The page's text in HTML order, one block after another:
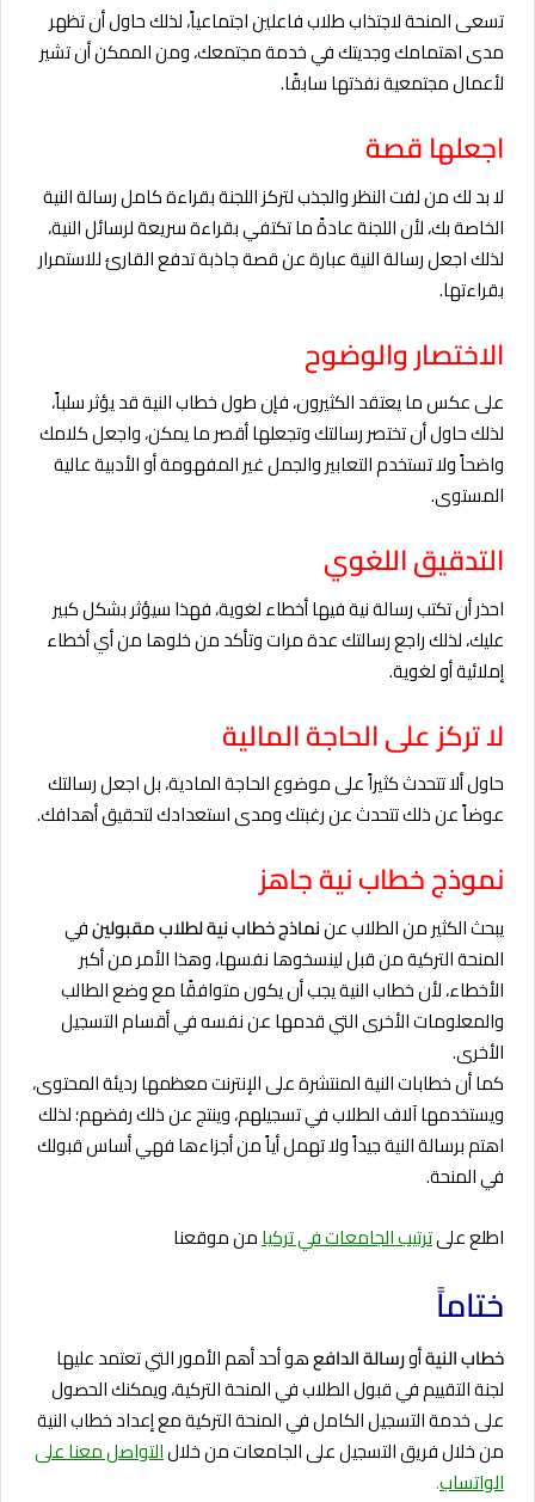
تسعى المنحة لاجتذاب طلاب فاعلين اجتماعياً، لذلك حاول أن تظهر
مدى اهتمامك وجديتك في خدمة مجتمعك، ومن الممكن أن تشير
لأعمال مجتمعية نفذتها سابقًا.
اجعلها قصة
لا بد لك من لفت النظر والجذب لتركز اللجنة بقراءة كامل رسالة النية
الخاصة بك، لأن اللجنة عادةً ما تكتفي بقراءة سريعة لرسائل النية،
لذلك اجعل رسالة النية عبارة عن قصة جاذبة تدفع القارئ للاستمرار
بقراءتها.
الاختصار والوضوح
على عكس ما يعتقد الكثيرون، فإن طول خطاب النية قد يؤثر سلباً،
لذلك حاول أن تختصر رسالتك وتجعلها أقصر ما يمكن، واجعل كلامك
واضحاً ولا تستخدم التعابير والجمل غير المفهومة أو الأدبية عالية
المستوى.
التدقيق اللغوي
احذر أن تكتب رسالة نية فيها أخطاء لغوية، فهذا سيؤثر بشكل كبير
عليك، لذلك راجع رسالتك عدة مرات وتأكد من خلوها من أي أخطاء
إملائية أو لغوية.
لا تركز على الحاجة المالية
حاول ألا تتحدث كثيراً على موضوع الحاجة المادية، بل اجعل رسالتك
عوضاً عن ذلك تتحدث عن رغبتك ومدى استعدادك لتحقيق أهدافك.
نموذج خطاب نية جاهز
يبحث الكثير من الطلاب عننماذج خطاب نية لطلاب مقبولينفي
المنحة التركية من قبل لينسخوها نفسها، وهذا الأمر من أكبر
الأخطاء، لأن خطاب النية يجب أن يكون متوافقًا مع وضع الطالب
والمعلومات الأخرى التي قدمها عن نفسه في أقسام التسجيل
الأخرى.
كما أن خطابات النية المنتشرة على الإنترنت معظمها رديئة المحتوى،
ويستخدمها آلاف الطلاب في تسجيلهم، وينتج عن ذلك رفضهم؛ لذلك
اهتم برسالة النية جيداً ولا تهمل أياً من أجزاءها فهي أساس قبولك
في المنحة.
اطلع علىترتيب الجامعات في تركيامن موقعنا
ختاماً
خطاب النيةأورسالة الدافعهو أحد أهم الأمور التي تعتمد عليها
لجنة التقييم في قبول الطلاب في المنحة التركية، ويمكنك الحصول
على خدمة التسجيل الكامل في المنحة التركية مع إعداد خطاب النية
من خلال فريق التسجيل على الجامعات من خلالالتواصل معنا على
الواتساب.